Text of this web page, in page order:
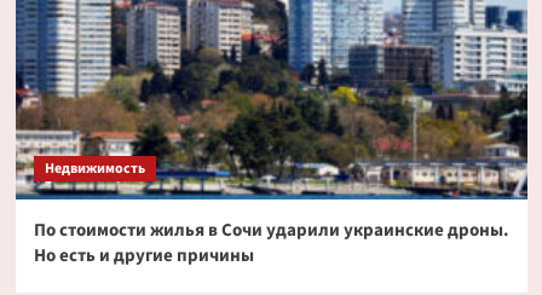
Недвижимость
По стоимости жилья в Сочи ударили украинские дроны.
Но есть и другие причины